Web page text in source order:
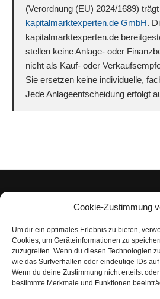
Cookie-Zustimmung
Um dir ein optimales Erlebnis zu bieten,
Cookies, um Geräteinformationen zu
zuzugreifen. Wenn du diesen Technologien
wie das Surfverhalten oder eindeutige IDs
Wenn du deine Zustimmung nicht erteilst
bestimmte Merkmale und Funktionen
(Verordnung (EU) 2024/1689)
kapitalmarktexperten.de GmbH.
kapitalmarktexperten.de
stellen keine Anlage- oder
nicht als Kauf- oder
Sie ersetzen keine individuelle,
Jede Anlageentscheidung erfolgt
Impressum
Datenschutzerklärung
Nutzungsbedingungen |